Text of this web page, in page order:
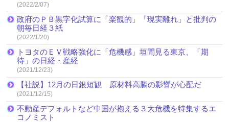
(2022/2/07)
政府のＰＢ黒字化試算に「楽観的」「現実離れ」と批判の
朝毎日経３紙
(2022/1/20)
トヨタのＥＶ戦略強化に「危機感」垣間見る東京、「期
待」の日経・産経
(2021/12/23)
【社説】12月の日銀短観 原材料高騰の影響が心配だ
(2021/12/15)
不動産デフォルトなど中国が抱える３大危機を特集するエ
コノミスト